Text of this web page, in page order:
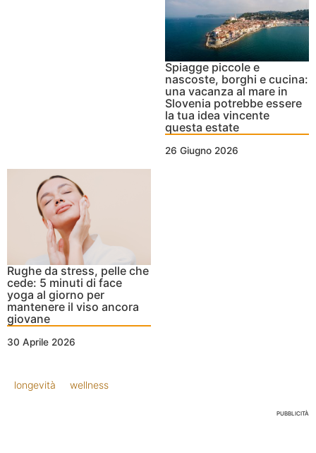
Spiagge piccole e
nascoste, borghi e cucina:
una vacanza al mare in
Slovenia potrebbe essere
la tua idea vincente
questa estate
26 Giugno 2026
Rughe da stress, pelle che
cede: 5 minuti di face
yoga al giorno per
mantenere il viso ancora
giovane
30 Aprile 2026
longevità wellness
PUBBLICITÀ